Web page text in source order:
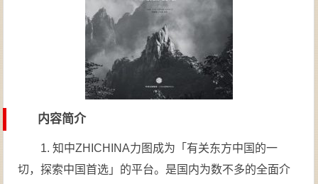
内容简介
1. 知中ZHICHINA力图成为「有关东方中国的一
切，探索中国首选」的平台。是国内为数不多的全面介